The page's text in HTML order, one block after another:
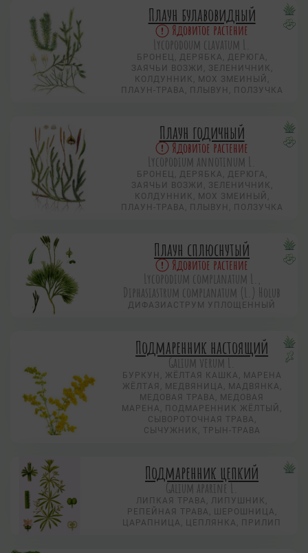
Плаун булавовидный
Ядовитое растение
Lycopodoum clavatum L.
БРОНЕЦ, ДЕРЯБКА, ДЕРЮГА,
ЗАЯЧЬИ ВОЗЖИ, ЗЕЛЕНИЧНИК,
КОЛДУННИК, МОХ ЗМЕИНЫЙ,
ПЛАУН-ТРАВА, ПЛЫВУН, ПОЛЗУЧКА
Плаун годичный
Ядовитое растение
Lycopodium annotinum L.
БРОНЕЦ, ДЕРЯБКА, ДЕРЮГА,
ЗАЯЧЬИ ВОЗЖИ, ЗЕЛЕНИЧНИК,
КОЛДУННИК, МОХ ЗМЕИНЫЙ,
ПЛАУН-ТРАВА, ПЛЫВУН, ПОЛЗУЧКА
Плаун сплюснутый
Ядовитое растение
Lycopodium complanatum L.,
Diphasiastrum complanatum (L.) Holub
ДИФАЗИАСТРУМ УПЛОЩЕННЫЙ
Подмаренник настоящий
Galium verum L.
БУРКУН, ЖЁЛТАЯ КАШКА, МАРЕНА
ЖЁЛТАЯ, МЕДВЯНИЦА, МАДВЯНКА,
МЕДОВАЯ ТРАВА, МЕДОВАЯ
МАРЕНА, ПОДМАРЕННИК ЖЁЛТЫЙ,
СЫВОРОТОЧНАЯ ТРАВА,
СЫЧУЖНИК, ТРЫН-ТРАВА
Подмаренник цепкий
Galium aparine L.
ЛИПКАЯ ТРАВА, ЛИПУШНИК,
РЕПЕЙНАЯ ТРАВА, ШЕРОШНИЦА,
ЦАРАПНИЦА, ЦЕПЛЯНКА, ПРИЛИП